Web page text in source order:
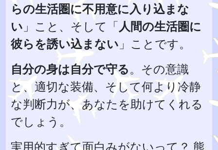
らの生活圏に不用意に入り込まな
い 」こと、そして「人間の生活圏に
彼らを誘い込まない 」ことです。
自分の身は自分で守る。その意識
と、適切な装備、そして何より冷静
な判断力が、あなたを助けてくれる
でしょう。
実用的すぎて面白みがないって？ 熊